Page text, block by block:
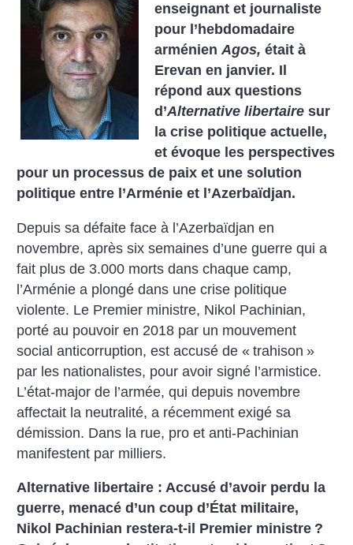
enseignant et journaliste
pour l’hebdomadaire
arménienAgos, était à
Erevan en janvier. Il
répond aux questions
d’Alternative libertaire sur
la crise politique actuelle,
et évoque les perspectives
pour un processus de paix et une solution
politique entre l’Arménie et l’Azerbaïdjan.
Depuis sa défaite face à l’Azerbaïdjan en
novembre, après six semaines d’une guerre qui a
fait plus de 3.000 morts dans chaque camp,
l’Arménie a plongé dans une crise politique
violente. Le Premier ministre, Nikol Pachinian,
porté au pouvoir en 2018 par un mouvement
social anticorruption, est accusé de « trahison »
par les nationalistes, pour avoir signé l’armistice.
L’état-major de l’armée, qui depuis novembre
affectait la neutralité, a récemment exigé sa
démission. Dans la rue, pro et anti-Pachinian
manifestent par milliers.
Alternative libertaire : Accusé d’avoir perdu la
guerre, menacé d’un coup d’État militaire,
Nikol Pachinian restera-t-il Premier ministre ?